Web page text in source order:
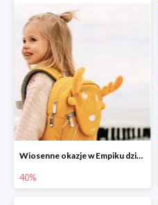
Wiosenne okazje w Empiku dziecko w podróży do -40%
40%